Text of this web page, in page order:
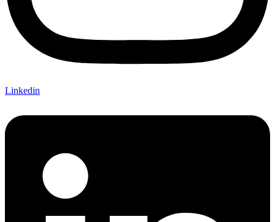
Linkedin